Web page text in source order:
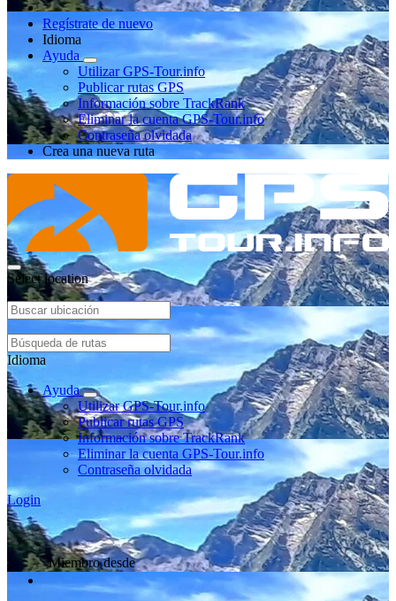
Regístrate de nuevo
Idioma
Ayuda
Utilizar GPS-Tour.info
Publicar rutas GPS
Información sobre TrackRank
Eliminar la cuenta GPS-Tour.info
Contraseña olvidada
Crea una nueva ruta
Select location
Idioma
Ayuda
Utilizar GPS-Tour.info
Publicar rutas GPS
Información sobre TrackRank
Eliminar la cuenta GPS-Tour.info
Contraseña olvidada
Login
Miembro desde